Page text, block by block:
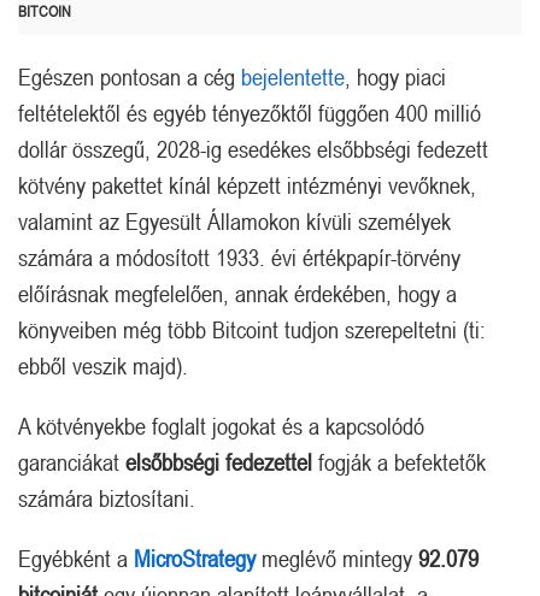
BITCOIN
Egészen pontosan a cég bejelentette , hogy piaci
feltételektől és egyéb tényezőktől függően 400 millió
dollár összegű, 2028-ig esedékes elsőbbségi fedezett
kötvény pakettet kínál képzett intézményi vevőknek,
valamint az Egyesült Államokon kívüli személyek
számára a módosított 1933. évi értékpapír-törvény
előírásnak megfelelően, annak érdekében, hogy a
könyveiben még több Bitcoint tudjon szerepeltetni (ti:
ebből veszik majd).
A kötvényekbe foglalt jogokat és a kapcsolódó
garanciákat elsőbbségi fedezettel fogják a befektetők
számára biztosítani.
Egyébként a MicroStrategymeglévő mintegy 92.079